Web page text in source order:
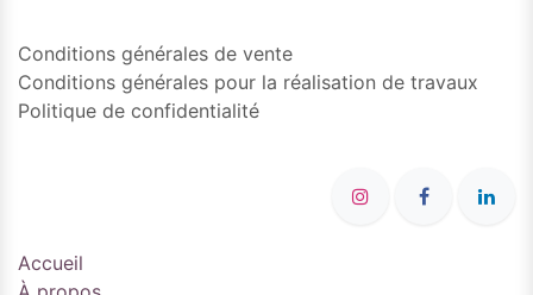
Conditions générales de vente
Conditions générales pour la réalisation de travaux
Politique de confidentialité
Accueil